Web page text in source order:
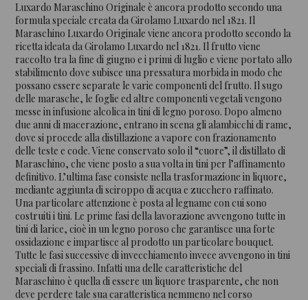
Luxardo Maraschino Originale è ancora prodotto secondo una
formula speciale creata da Girolamo Luxardo nel 1821. Il
Maraschino Luxardo Originale viene ancora prodotto secondo la
ricetta ideata da Girolamo Luxardo nel 1821. Il frutto viene
raccolto tra la fine di giugno e i primi di luglio e viene portato allo
stabilimento dove subisce una pressatura morbida in modo che
possano essere separate le varie componenti del frutto. Il sugo
delle marasche, le foglie ed altre componenti vegetali vengono
messe in infusione alcolica in tini di legno poroso. Dopo almeno
due anni di macerazione, entrano in scena gli alambicchi di rame,
dove si procede alla distillazione a vapore con frazionamento
delle teste e code. Viene conservato solo il “cuore”, il distillato di
Maraschino, che viene posto a sua volta in tini per l’affinamento
definitivo. L’ultima fase consiste nella trasformazione in liquore,
mediante aggiunta di sciroppo di acqua e zucchero raffinato.
Una particolare attenzione è posta al legname con cui sono
costruiti i tini. Le prime fasi della lavorazione avvengono tutte in
tini di larice, cioè in un legno poroso che garantisce una forte
ossidazione e impartisce al prodotto un particolare bouquet.
Tutte le fasi successive di invecchiamento invece avvengono in tini
speciali di frassino. Infatti una delle caratteristiche del
Maraschino è quella di essere un liquore trasparente, che non
deve perdere tale sua caratteristica nemmeno nel corso